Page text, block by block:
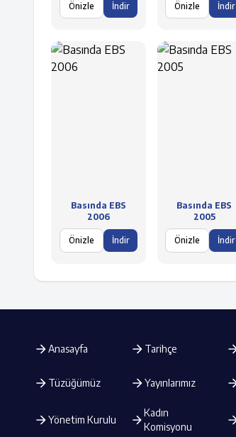
Önizle İndir Önizle İndir
Basında EBS
2006
Önizle İndir
Basında EBS
2005
Önizle İndir
Anasayfa Tarihçe
Tüzüğümüz Yayınlarımız
Yönetim Kurulu
Kadın
Komisyonu